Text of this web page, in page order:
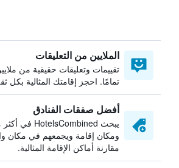
الملايين من التعليقات
تقييمات وتعليقات حقيقية من
تمامًا. احجز إقامتك المثالية بكل
أفضل صفقات الفنادق
ومكان إقامة ويجمعهم في مكان
مقارنة أماكن الإقامة المثالية.